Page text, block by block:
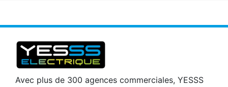
Avec plus de 300 agences commerciales, YESSS